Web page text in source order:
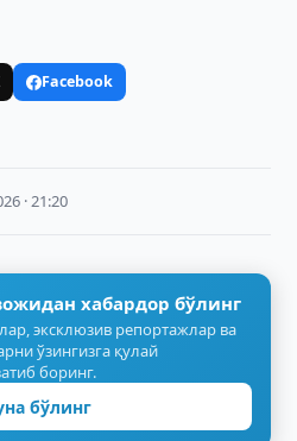
Facebook
· 21:20
хабардор бўлинг
эксклюзив репортажлар ва
ўзингизга қулай
боринг.
бўлинг